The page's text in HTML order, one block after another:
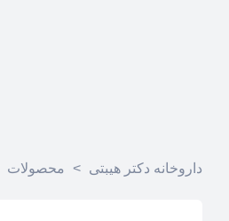
داروخانه دکتر هیبتی > محصولات